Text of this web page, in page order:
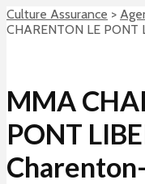
Culture Assurance >
CHARENTON LE PONT
MMA
PONT